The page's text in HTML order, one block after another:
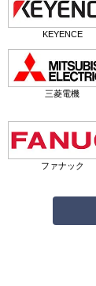
KEYENCE
三菱電機
ファナック